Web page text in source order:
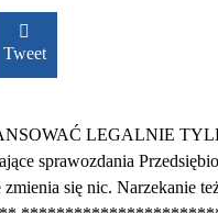
Tweet
LEGALNIE
sprawozdania
zmienia się nic. Narzekanie